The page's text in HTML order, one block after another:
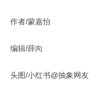
作者/蒙嘉怡
编辑/薛向
头图/小红书@抽象网友